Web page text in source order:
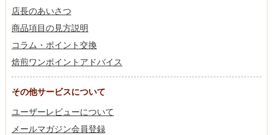
店長のあいさつ
商品項目の見方説明
コラム・ポイント交換
焙煎ワンポイントアドバイス
その他サービスについて
ユーザーレビューについて
メールマガジン会員登録